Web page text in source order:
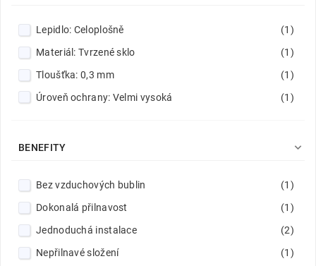
Lepidlo: Celoplošně
(1)
Materiál: Tvrzené sklo
(1)
Tloušťka: 0,3 mm
(1)
Úroveň ochrany: Velmi vysoká
(1)
BENEFITY 
Bez vzduchových bublin
(1)
Dokonalá přilnavost
(1)
Jednoduchá instalace
(2)
Nepřilnavé složení
(1)